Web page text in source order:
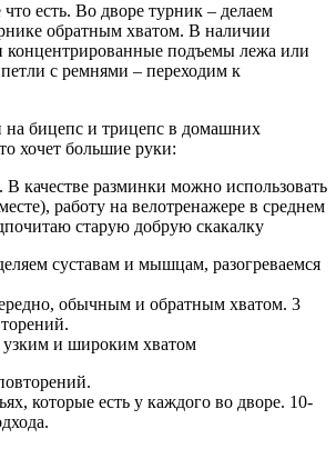
есть. Во дворе турник – делаем
обратным хватом. В наличии
концентрированные подъемы лежа или
с ремнями – переходим к
бицепс и трицепс в домашних
хочет большие руки:
качестве разминки можно использовать
работу на велотренажере в среднем
старую добрую скакалку
суставам и мышцам, разогреваемся
обычным и обратным хватом. 3
и широким хватом
которые есть у каждого во дворе. 10-